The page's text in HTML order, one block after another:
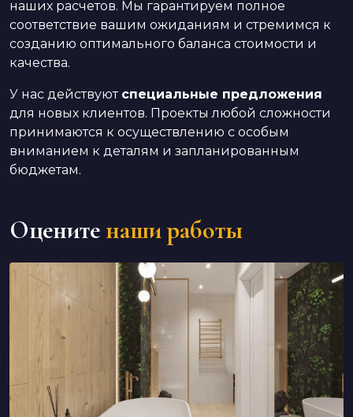
наших расчетов. Мы гарантируем полное
соответствие вашим ожиданиям и стремимся к
созданию оптимального баланса стоимости и
качества.
У нас действуют специальные предложения
для новых клиентов. Проекты любой сложности
принимаются к осуществлению с особым
вниманием к деталям и запланированным
бюджетам.
Оцените наши работы